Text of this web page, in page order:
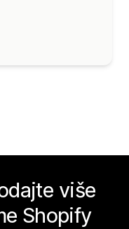
više
Shopify